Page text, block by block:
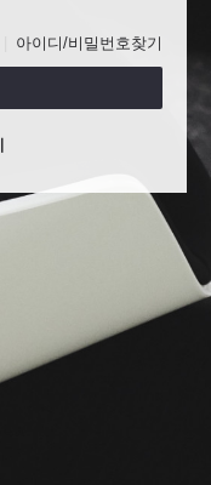
아이디/비밀번호찾기